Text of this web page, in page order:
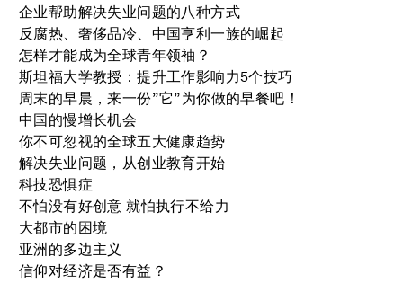
企业帮助解决失业问题的八种方式
反腐热、奢侈品冷、中国亨利一族的崛起
怎样才能成为全球青年领袖？
斯坦福大学教授：提升工作影响力5个技巧
周末的早晨，来一份”它”为你做的早餐吧！
中国的慢增长机会
你不可忽视的全球五大健康趋势
解决失业问题，从创业教育开始
科技恐惧症
不怕没有好创意 就怕执行不给力
大都市的困境
亚洲的多边主义
信仰对经济是否有益？